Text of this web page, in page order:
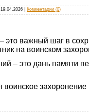
19.04.2026 Комментарии (0)
важный шаг в
на воинском
– это дань